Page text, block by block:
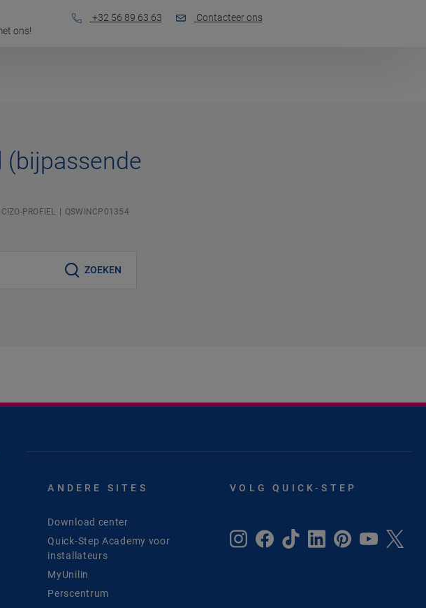
ons!
+32 56 89 63 63 Contacteer ons
(bijpassende
PROFIEL QSWINCP01354
ZOEKEN
ANDERE SITES
Download center
Quick-Step Academy voor
installateurs
MyUnilin
Perscentrum
VOLG QUICK-STEP